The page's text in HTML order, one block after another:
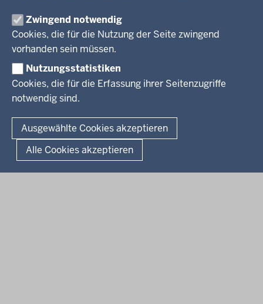
Zwingend notwendig
Cookies, die für die Nutzung der Seite zwingend
vorhanden sein müssen.
Nutzungsstatistiken
Cookies, die für die Erfassung ihrer Seitenzugriffe
notwendig sind.
Ausgewählte Cookies akzeptieren
Alle Cookies akzeptieren
Pressestelle
Social Media
BEKANNTMACHUNGEN
Amtsblatt
© 2026 Bezirksregierung Arnsberg
Fußzeile
Impressum Datenschutz Barrierefreiheit
Kurzlink zu dieser Seite